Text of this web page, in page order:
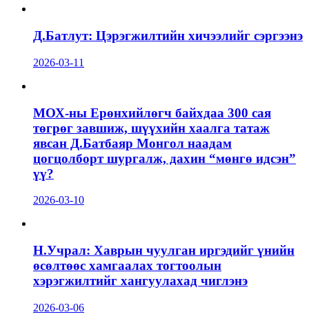
Д.Батлут: Цэрэгжилтийн хичээлийг сэргээнэ
2026-03-11
МОХ-ны Ерөнхийлөгч байхдаа 300 сая
төгрөг завшиж, шүүхийн хаалга татаж
явсан Д.Батбаяр Монгол наадам
цогцолборт шургалж, дахин “мөнгө идсэн”
үү?
2026-03-10
Н.Учрал: Хаврын чуулган иргэдийг үнийн
өсөлтөөс хамгаалах тогтоолын
хэрэгжилтийг хангуулахад чиглэнэ
2026-03-06